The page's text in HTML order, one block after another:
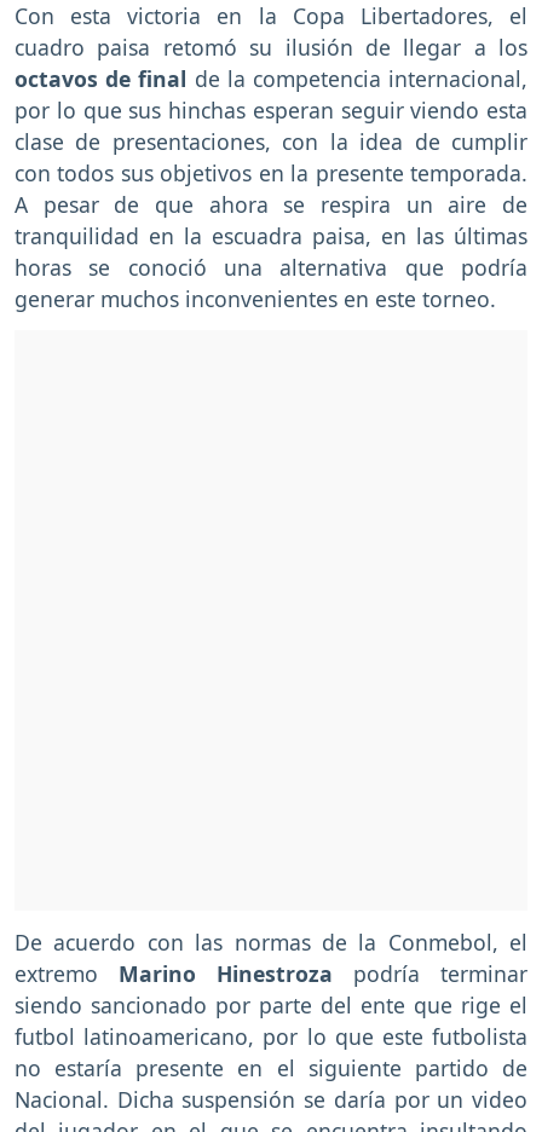
Con esta victoria en la Copa Libertadores, el
cuadro paisa retomó su ilusión de llegar a los
octavos de final de la competencia internacional,
por lo que sus hinchas esperan seguir viendo esta
clase de presentaciones, con la idea de cumplir
con todos sus objetivos en la presente temporada.
A pesar de que ahora se respira un aire de
tranquilidad en la escuadra paisa, en las últimas
horas se conoció una alternativa que podría
generar muchos inconvenientes en este torneo.
De acuerdo con las normas de la Conmebol, el
extremo Marino Hinestroza podría terminar
siendo sancionado por parte del ente que rige el
futbol latinoamericano, por lo que este futbolista
no estaría presente en el siguiente partido de
Nacional. Dicha suspensión se daría por un video